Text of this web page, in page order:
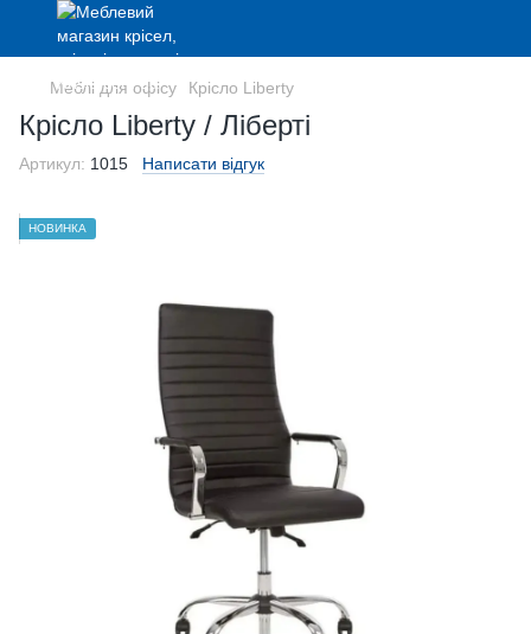
Меблі для офісу Крісло Liberty
Крісло Liberty / Ліберті
Артикул: 1015 Написати відгук
НОВИНКА